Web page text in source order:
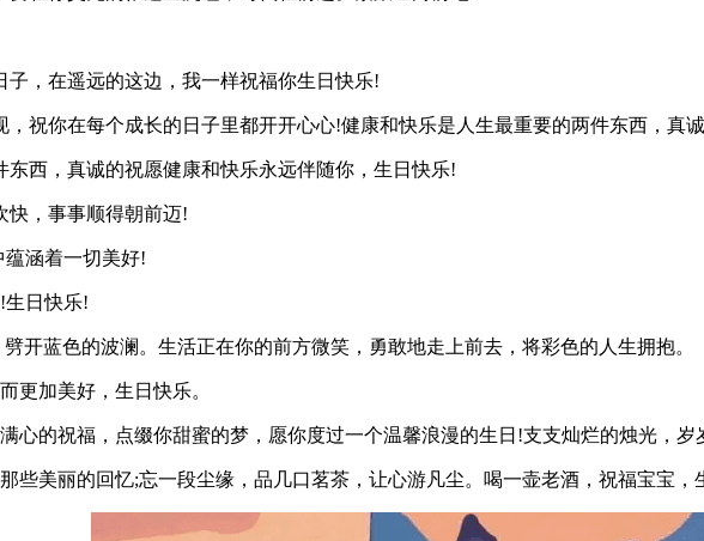
，在遥远的这边，我一样祝福你生日快乐!
祝你在每个成长的日子里都开开心心!健康和快乐是人生最重要的两件东西，真
西，真诚的祝愿健康和快乐永远伴随你，生日快乐!
快，事事顺得朝前迈!
蕴涵着一切美好!
生日快乐!
开蓝色的波澜。生活正在你的前方微笑，勇敢地走上前去，将彩色的人生拥抱。
更加美好，生日快乐。
心的祝福，点缀你甜蜜的梦，愿你度过一个温馨浪漫的生日!支支灿烂的烛光，
些美丽的回忆;忘一段尘缘，品几口茗茶，让心游凡尘。喝一壶老酒，祝福宝宝，